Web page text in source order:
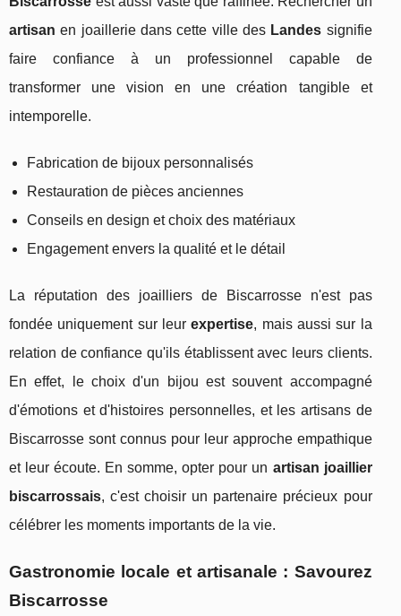
artisan en joaillerie dans cette ville des Landes signifie
faire confiance à un professionnel capable de
transformer une vision en une création tangible et
intemporelle.
Fabrication de bijoux personnalisés
Restauration de pièces anciennes
Conseils en design et choix des matériaux
Engagement envers la qualité et le détail
La réputation des joailliers de Biscarrosse n'est pas
fondée uniquement sur leurexpertise, mais aussi sur la
relation de confiance qu'ils établissent avec leurs clients.
En effet, le choix d'un bijou est souvent accompagné
d'émotions et d'histoires personnelles, et les artisans de
Biscarrosse sont connus pour leur approche empathique
et leur écoute. En somme, opter pour un artisan joaillier
biscarrossais, c'est choisir un partenaire précieux pour
célébrer les moments importants de la vie.
Gastronomie locale et artisanale : Savourez
Biscarrosse